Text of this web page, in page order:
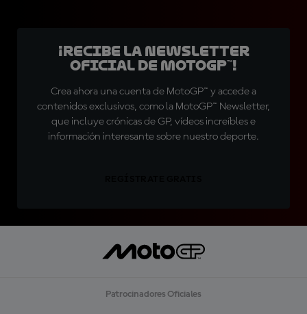
¡Recibe la Newsletter
oficial de MotoGP™!
Crea ahora una cuenta de MotoGP™ y accede a
contenidos exclusivos, como la MotoGP™ Newsletter,
que incluye crónicas de GP, vídeos increíbles e
información interesante sobre nuestro deporte.
Patrocinadores Oficiales